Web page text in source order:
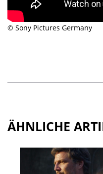
© Sony Pictures Germany
ÄHNLICHE